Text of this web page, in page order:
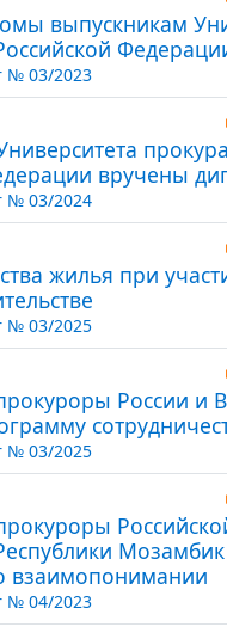
выпускникам
№ 03/2023
вручены
№ 03/2024
жилья при
№ 03/2025
России и
№ 03/2025
взаимопонимании
№ 04/2023